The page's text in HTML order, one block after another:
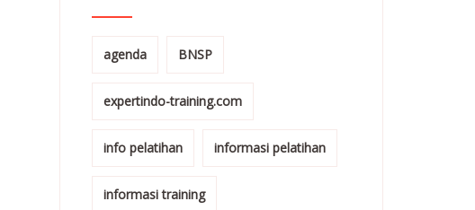
agenda BNSP
expertindo-training.com
info pelatihan informasi pelatihan
informasi training